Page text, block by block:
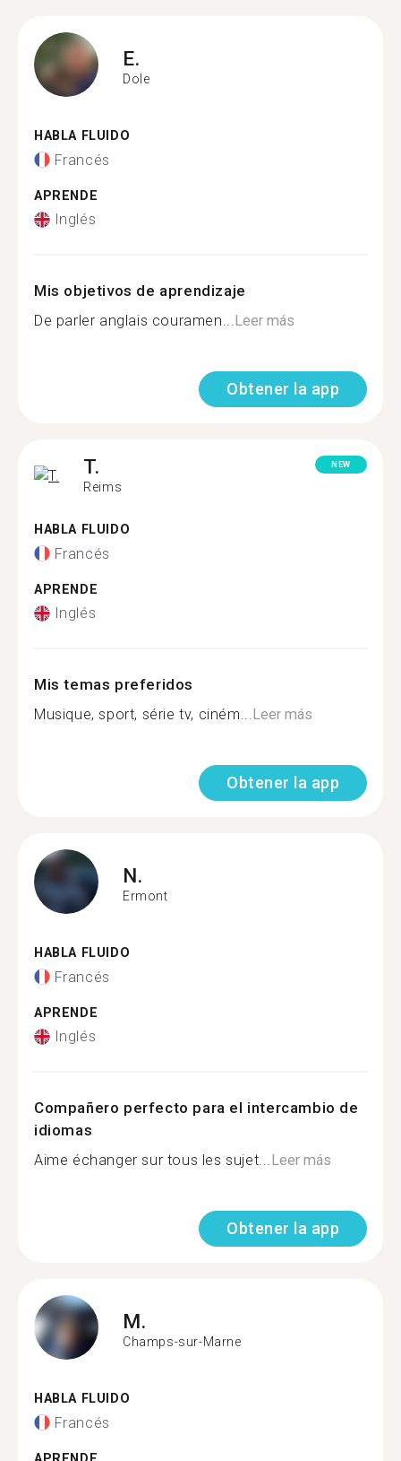
E.
Dole
HABLA FLUIDO
Francés
APRENDE
Inglés
Mis objetivos de aprendizaje
De parler anglais couramen...Leer más
Obtener la app
T.
Reims
NEW
HABLA FLUIDO
Francés
APRENDE
Inglés
Mis temas preferidos
Musique, sport, série tv, ciném...Leer más
Obtener la app
N.
Ermont
HABLA FLUIDO
Francés
APRENDE
Inglés
Compañero perfecto para el intercambio de
idiomas
Aime échanger sur tous les sujet...Leer más
Obtener la app
M.
Champs-sur-Marne
HABLA FLUIDO
Francés